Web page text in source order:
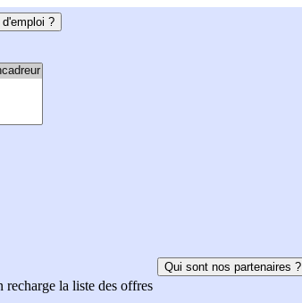
?
recharge la liste des offres
Qui sont nos partenaires ?